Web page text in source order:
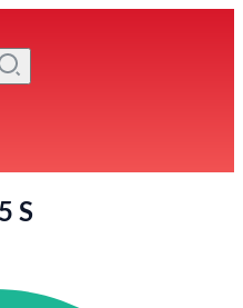
S